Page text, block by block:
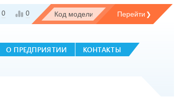
0 0
О ПРЕДПРИЯТИИ КОНТАКТЫ